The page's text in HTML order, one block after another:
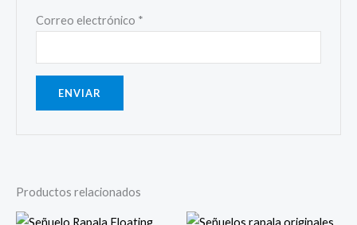
Correo electrónico *
Productos relacionados